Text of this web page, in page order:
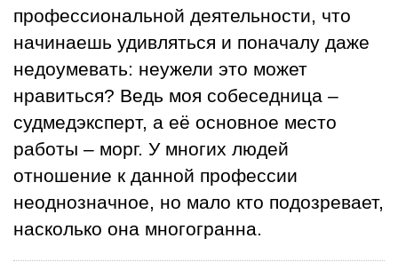
профессиональной деятельности, что
начинаешь удивляться и поначалу даже
недоумевать: неужели это может
нравиться? Ведь моя собеседница –
судмедэксперт, а её основное место
работы – морг. У многих людей
отношение к данной профессии
неоднозначное, но мало кто подозревает,
насколько она многогранна.